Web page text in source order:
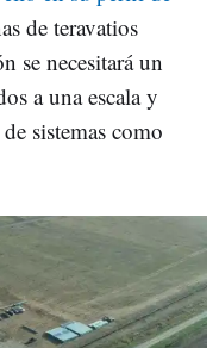
de teravatios
se necesitará un
a una escala y
sistemas como